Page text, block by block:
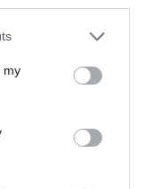
my
de medicamentos
seguridad y